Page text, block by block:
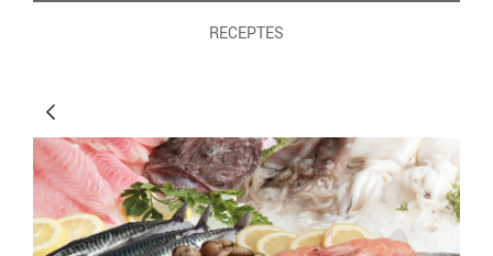
RECEPTES